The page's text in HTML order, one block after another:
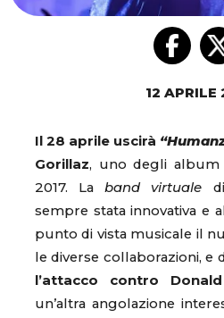
12 APRILE
Il 28 aprile uscirà
Gorillaz, uno degli
2017. Laband virtuale
sempre stata innovativa e
punto di vista musicale il
le diverse collaborazioni,
l’attacco contro
un’altra angolazione